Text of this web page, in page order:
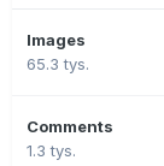
Images
65.3 tys.
Comments
1.3 tys.